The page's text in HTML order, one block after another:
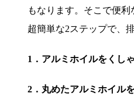
もなります。そこで便利
超簡単な2ステップで、
1．アルミホイルをくし
2．丸めたアルミホイル